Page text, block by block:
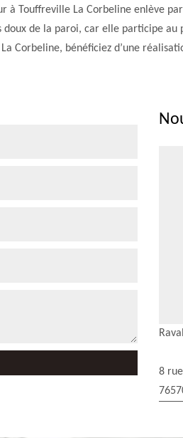
à Touffreville La Corbeline enlève
de la paroi, car elle participe
Corbeline, bénéficiez d’une
8